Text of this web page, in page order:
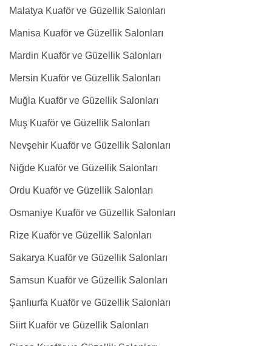
Malatya Kuaför ve Güzellik Salonları
Manisa Kuaför ve Güzellik Salonları
Mardin Kuaför ve Güzellik Salonları
Mersin Kuaför ve Güzellik Salonları
Muğla Kuaför ve Güzellik Salonları
Muş Kuaför ve Güzellik Salonları
Nevşehir Kuaför ve Güzellik Salonları
Niğde Kuaför ve Güzellik Salonları
Ordu Kuaför ve Güzellik Salonları
Osmaniye Kuaför ve Güzellik Salonları
Rize Kuaför ve Güzellik Salonları
Sakarya Kuaför ve Güzellik Salonları
Samsun Kuaför ve Güzellik Salonları
Şanlıurfa Kuaför ve Güzellik Salonları
Siirt Kuaför ve Güzellik Salonları